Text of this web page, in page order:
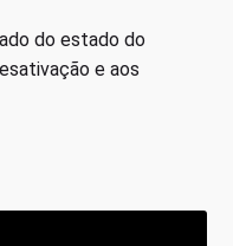
do estado do
e aos